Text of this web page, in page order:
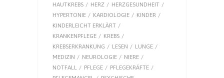
HAUTKREBS
HERZ
HERZGESUNDHEIT
HYPERTONIE
KARDIOLOGIE
KINDER
KINDERLEICHT ERKLÄRT
KRANKENPFLEGE
KREBS
KREBSERKRANKUNG
LESEN
LUNGE
MEDIZIN
NEUROLOGIE
NIERE
NOTFALL
PFLEGE
PFLEGEKRÄFTE